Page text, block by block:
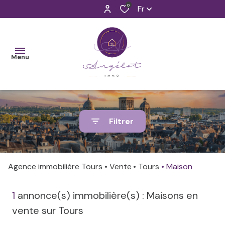
0 Fr
Menu
ET SI ON
FAISAIT
CONNAISSANCE
Faisons
métiers
Venez à
VENTES
Nos
neufs
Nos
biens
Filtrer
Agence immobilière Tours Vente Tours Maison
1 annonce(s) immobilière(s) : Maisons en
vente sur Tours